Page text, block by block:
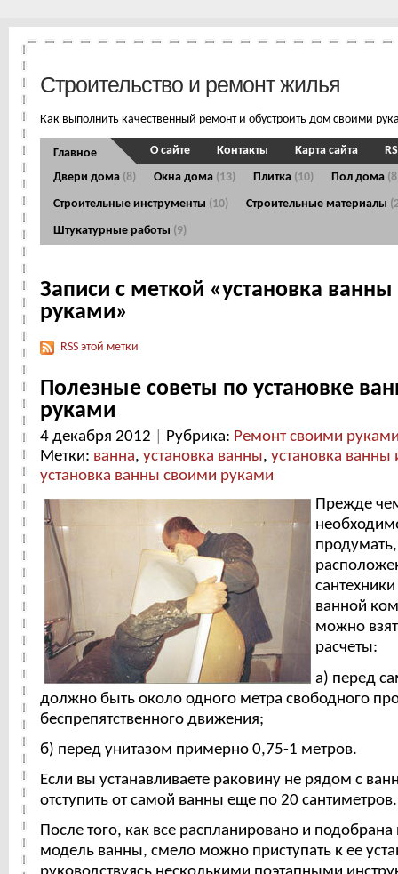
Строительство и ремонт жилья
Как выполнить качественный ремонт и обустроить дом своими
Главное
Двери дома (8) Окна дома (13) Плитка (10) Пол дома
Строительные инструменты (10) Строительные материалы
Штукатурные работы (9)
О сайте Контакты Карта сайта
Записи с меткой «установка
руками»
RSS этой метки
Полезные советы по установке
руками
4 декабря 2012 Рубрика: Ремонт своими
Метки: ванна, установка ванны, установка ванны
установка ванны своими руками
Прежде
ванной
можно
расчеты:
а) перед
должно быть около одного метра свободного
беспрепятственного движения;
б) перед унитазом примерно 0,75-1 метров.
Если вы устанавливаете раковину не рядом с
отступить от самой ванны еще по 20 сантиметров.
После того, как все распланировано и
модель ванны, смело можно приступать к ее